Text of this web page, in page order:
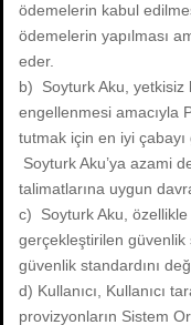
ödemelerin kabul
ödemelerin yapılması
eder.
b) Soyturk Aku, yetkisiz
engellenmesi amacıyla
tutmak için en iyi
Soyturk Aku’ya azami
talimatlarına uygun
c) Soyturk Aku, özellikle
gerçekleştirilen güvenlik
güvenlik standardını
d) Kullanıcı, Kullanıcı
provizyonların Sistem